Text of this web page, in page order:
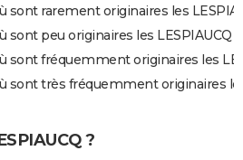
sont rarement originaires les
sont peu originaires les LESPIAUCQ
sont fréquemment originaires les
sont très fréquemment originaires
?